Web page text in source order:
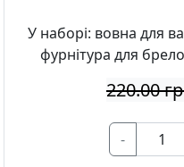
У наборі: вовна для
фурнітура для
220.00
-